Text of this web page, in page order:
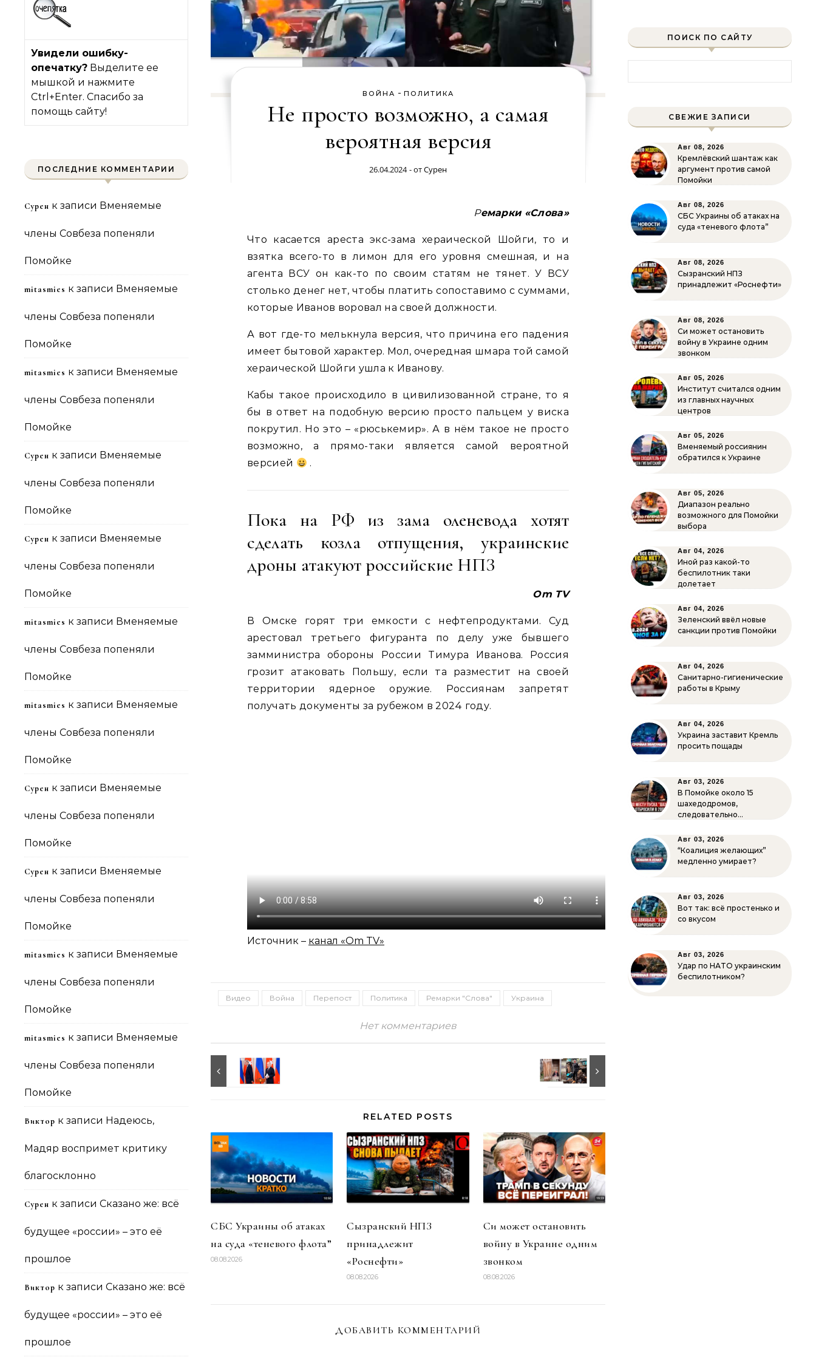
Увидели ошибку-
опечатку? Выделите ее
мышкой и нажмите
Ctrl+Enter. Спасибо за
помощь сайту!
ПОСЛЕДНИЕ КОММЕНТАРИИ
Сурен к записи Вменяемые
члены Совбеза попеняли
Помойке
mitasmies к записи Вменяемые
члены Совбеза попеняли
Помойке
mitasmies к записи Вменяемые
члены Совбеза попеняли
Помойке
Сурен к записи Вменяемые
члены Совбеза попеняли
Помойке
Сурен к записи Вменяемые
члены Совбеза попеняли
Помойке
mitasmies к записи Вменяемые
члены Совбеза попеняли
Помойке
mitasmies к записи Вменяемые
члены Совбеза попеняли
Помойке
Сурен к записи Вменяемые
члены Совбеза попеняли
Помойке
Сурен к записи Вменяемые
члены Совбеза попеняли
Помойке
mitasmies к записи Вменяемые
члены Совбеза попеняли
Помойке
mitasmies к записи Вменяемые
члены Совбеза попеняли
Помойке
Виктор к записи Надеюсь,
Мадяр воспримет критику
благосклонно
Сурен к записи Сказано же: всё
будущее «россии» – это её
прошлое
Виктор к записи Сказано же: всё
будущее «россии» – это её
прошлое
ВОЙНА - ПОЛИТИКА
Не просто возможно, а самая
вероятная версия
26.04.2024 - отСурен
Ремарки «Слова»
Что касается ареста экс-зама хераической Шойги, то и
взятка всего-то в лимон для его уровня смешная, и на
агента ВСУ он как-то по своим статям не тянет. У ВСУ
столько денег нет, чтобы платить сопоставимо с суммами,
которые Иванов воровал на своей должности.
А вот где-то мелькнула версия, что причина его падения
имеет бытовой характер. Мол, очередная шмара той самой
хераической Шойги ушла к Иванову.
Кабы такое происходило в цивилизованной стране, то я
бы в ответ на подобную версию просто пальцем у виска
покрутил. Но это – «рюськемир». А в нём такое не просто
возможно, а прямо-таки является самой вероятной
версией
.
Пока на РФ из зама оленевода хотят
сделать козла отпущения, украинские
дроны атакуют российские НПЗ
Om TV
В Омске горят три емкости с нефтепродуктами. Суд
арестовал третьего фигуранта по делу уже бывшего
замминистра обороны России Тимура Иванова. Россия
грозит атаковать Польшу, если та разместит на своей
территории ядерное оружие. Россиянам запретят
получать документы за рубежом в 2024 году.
Источник – канал «Om TV»
Видео Война Перепост Политика Ремарки "Слова" Украина
Нет комментариев
RELATED POSTS
СБС Украины об атаках
на суда «теневого флота”
08.08.2026
Сызранский НПЗ
принадлежит
«Роснефти»
08.08.2026
Си может остановить
войну в Украине одним
звонком
08.08.2026
ДОБАВИТЬ КОММЕНТАРИЙ
ПОИСК ПО САЙТУ
СВЕЖИЕ ЗАПИСИ
Авг 08, 2026
Кремлёвский шантаж как
аргумент против самой
Помойки
Авг 08, 2026
СБС Украины об атаках на
суда «теневого флота”
Авг 08, 2026
Сызранский НПЗ
принадлежит «Роснефти»
Авг 08, 2026
Си может остановить
войну в Украине одним
звонком
Авг 05, 2026
Институт считался одним
из главных научных
центров
Авг 05, 2026
Вменяемый россиянин
обратился к Украине
Авг 05, 2026
Диапазон реально
возможного для Помойки
выбора
Авг 04, 2026
Иной раз какой-то
беспилотник таки
долетает
Авг 04, 2026
Зеленский ввёл новые
санкции против Помойки
Авг 04, 2026
Санитарно-гигиенические
работы в Крыму
Авг 04, 2026
Украина заставит Кремль
просить пощады
Авг 03, 2026
В Помойке около 15
шахедодромов,
следовательно…
Авг 03, 2026
“Коалиция желающих”
медленно умирает?
Авг 03, 2026
Вот так: всё простенько и
со вкусом
Авг 03, 2026
Удар по НАТО украинским
беспилотником?